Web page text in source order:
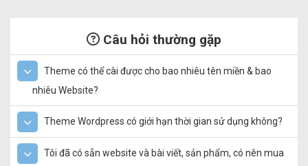
Câu hỏi thường gặp
Theme có thể cài được cho bao nhiêu tên miền & bao
nhiêu Website?
Theme Wordpress có giới hạn thời gian sử dụng không?
Tôi đã có sẵn website và bài viết, sản phẩm, có nên mua